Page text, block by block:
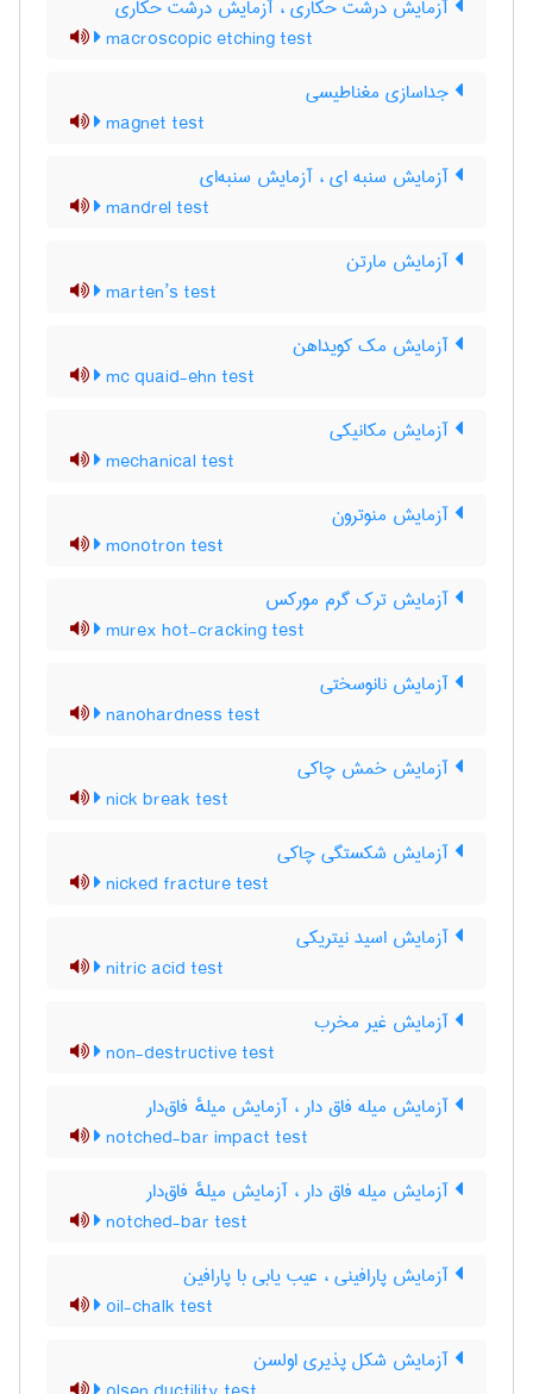
آزمایش درشت حکاری ، آزمایش درشت حکّاری
macroscopic etching test
جداسازی مغناطیسی
magnet test
آزمایش سنبه ای ، آزمایش سنبه‌ای
mandrel test
آزمایش مارتن
marten’s test
آزمایش مک کویداهن
mc quaid-ehn test
آزمایش مکانیکی
mechanical test
آزمایش منوترون
monotron test
آزمایش ترک گرم مورکس
murex hot-cracking test
آزمایش نانوسختی
nanohardness test
آزمایش خمش چاکی
nick break test
آزمایش شکستگی چاکی
nicked fracture test
آزمایش اسید نیتریکی
nitric acid test
آزمایش غیر مخرب
non-destructive test
آزمایش میله فاق دار ، آزمایش میلهٔ فاق‌دار
notched-bar impact test
آزمایش میله فاق دار ، آزمایش میلهٔ فاق‌دار
notched-bar test
آزمایش پارافینی ، عیب یابی با پارافین
oil-chalk test
آزمایش شکل پذیری اولسن